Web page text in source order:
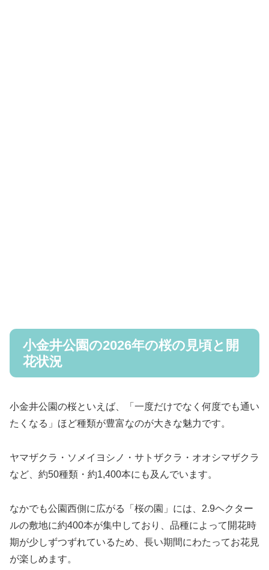
小金井公園の2026年の桜の見頃と開
花状況
小金井公園の桜といえば、「一度だけでなく何度でも通い
たくなる」ほど種類が豊富なのが大きな魅力です。
ヤマザクラ・ソメイヨシノ・サトザクラ・オオシマザクラ
など、約50種類・約1,400本にも及んでいます。
なかでも公園西側に広がる「桜の園」には、2.9ヘクター
ルの敷地に約400本が集中しており、品種によって開花時
期が少しずつずれているため、長い期間にわたってお花見
が楽しめます。